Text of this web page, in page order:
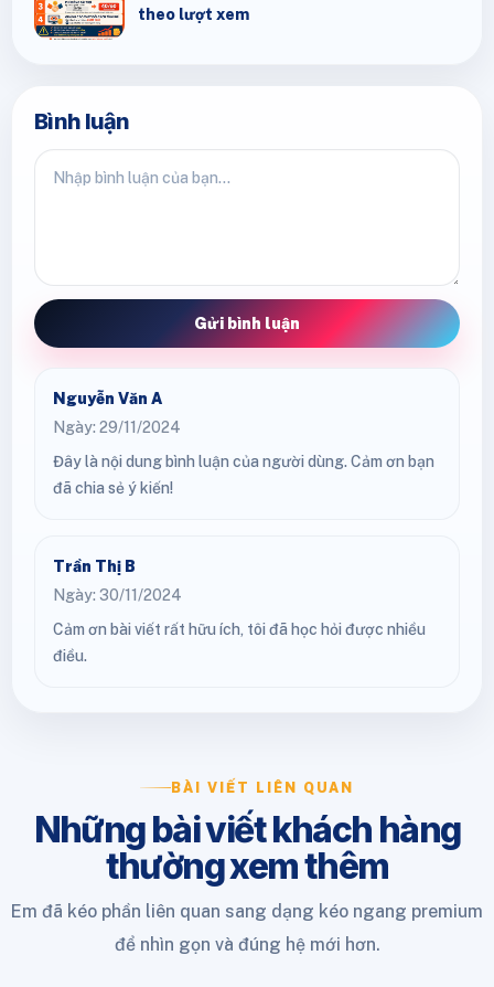
theo lượt xem
Bình luận
Gửi bình luận
Nguyễn Văn A
Ngày: 29/11/2024
Đây là nội dung bình luận của người dùng. Cảm ơn bạn
đã chia sẻ ý kiến!
Trần Thị B
Ngày: 30/11/2024
Cảm ơn bài viết rất hữu ích, tôi đã học hỏi được nhiều
điều.
BÀI VIẾT LIÊN QUAN
Những bài viết khách hàng
thường xem thêm
Em đã kéo phần liên quan sang dạng kéo ngang premium
để nhìn gọn và đúng hệ mới hơn.